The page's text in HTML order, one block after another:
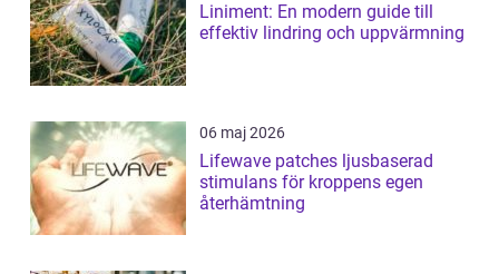
Liniment: En modern guide till
effektiv lindring och uppvärmning
06 maj 2026
Lifewave patches ljusbaserad
stimulans för kroppens egen
återhämtning